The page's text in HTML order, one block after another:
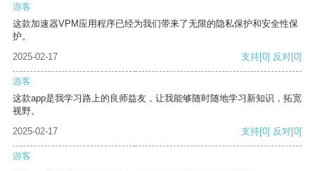
游客
这款加速器VPM应用程序已经为我们带来了无限的隐私保护和安全性保
护。
2025-02-17
支持[0] 反对[0]
游客
这款app是我学习路上的良师益友，让我能够随时随地学习新知识，拓宽
视野。
2025-02-17
支持[0] 反对[0]
游客